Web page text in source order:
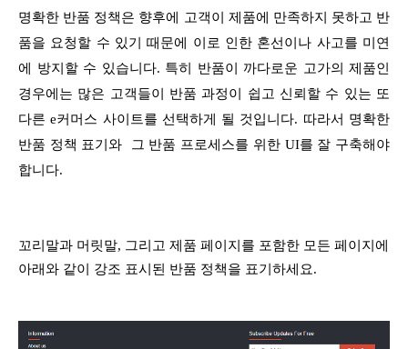
명확한 반품 정책은 향후에 고객이 제품에 만족하지 못하고 반
품을 요청할 수 있기 때문에 이로 인한 혼선이나 사고를 미연
에 방지할 수 있습니다. 특히 반품이 까다로운 고가의 제품인
경우에는 많은 고객들이 반품 과정이 쉽고 신뢰할 수 있는 또
다른 e커머스 사이트를 선택하게 될 것입니다. 따라서 명확한
반품 정책 표기와 그 반품 프로세스를 위한 UI를 잘 구축해야
합니다.
꼬리말과 머릿말, 그리고 제품 페이지를 포함한 모든 페이지에
아래와 같이 강조 표시된 반품 정책을 표기하세요.